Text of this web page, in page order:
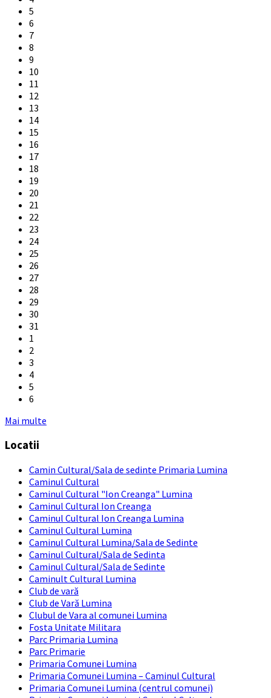
5
6
7
8
9
10
11
12
13
14
15
16
17
18
19
20
21
22
23
24
25
26
27
28
29
30
31
1
2
3
4
5
6
Back
calendar
Mai multe
Locatii
Camin Cultural/Sala de sedinte Primaria Lumina
Caminul Cultural
Caminul Cultural "Ion Creanga" Lumina
Caminul Cultural Ion Creanga
Caminul Cultural Ion Creanga Lumina
Caminul Cultural Lumina
Caminul Cultural Lumina/Sala de Sedinte
Caminul Cultural/Sala de Sedinta
Caminul Cultural/Sala de Sedinte
Caminult Cultural Lumina
Club de vară
Club de Vară Lumina
Clubul de Vara al comunei Lumina
Fosta Unitate Militara
Parc Primaria Lumina
Parc Primarie
Primaria Comunei Lumina
Primaria Comunei Lumina – Caminul Cultural
Primaria Comunei Lumina (centrul comunei)